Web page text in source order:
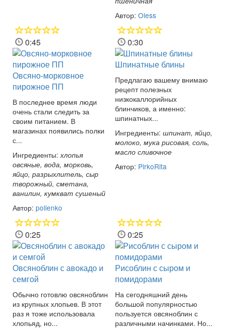
Автор: Oless
0:45
Овсяно-морковное
пирожное ПП
В последнее время люди
очень стали следить за
своим питанием. В
магазинах появились полки
с...
Ингредиенты:хлопья
овсяные, вода, морковь,
яйцо, разрыхлитель, сыр
творожный, сметана,
ванилин, кумкват сушеный
Автор: polienko
0:30
Шпинатные блины
Предлагаю вашему внимаю
рецепт полезных
низкокаллорийных
блинчиков, а именно:
шпинатных...
Ингредиенты: шпинат, яйцо,
молоко, мука рисовая, соль,
масло сливочное
Автор: PirkoRita
0:25
Овсяноблин с авокадо и
семгой
Обычно готовлю овсяноблин
из крупных хлопьев. В этот
раз я тоже использовала
хлопьяд, но...
0:25
Рисоблин с сыром и
помидорами
На сегодняшний день
большой популярностью
пользуется овсяноблин с
различными начинками. Но...